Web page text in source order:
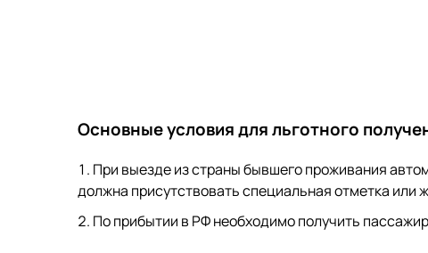
Основные условия для льготного
При выезде из страны бывшего проживания
должна присутствовать специальная отметка
По прибытии в РФ необходимо получить